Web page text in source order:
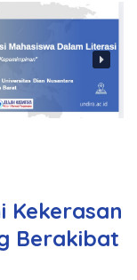
Kekerasan
Berakibat